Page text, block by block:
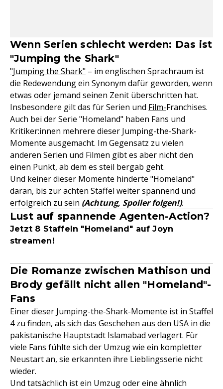
Wenn Serien schlecht werden: Das ist
"Jumping the Shark"
"Jumping the Shark" – im englischen Sprachraum ist
die Redewendung ein Synonym dafür geworden, wenn
etwas oder jemand seinen Zenit überschritten hat.
Insbesondere gilt das für Serien und Film-Franchises.
Auch bei der Serie "Homeland" haben Fans und
Kritiker:innen mehrere dieser Jumping-the-Shark-
Momente ausgemacht. Im Gegensatz zu vielen
anderen Serien und Filmen gibt es aber nicht den
einen Punkt, ab dem es steil bergab geht.
Und keiner dieser Momente hinderte "Homeland"
daran, bis zur achten Staffel weiter spannend und
erfolgreich zu sein (Achtung, Spoiler folgen!).
Lust auf spannende Agenten-Action?
Jetzt 8 Staffeln "Homeland" auf Joyn
streamen!
Die Romanze zwischen Mathison und
Brody gefällt nicht allen "Homeland"-
Fans
Einer dieser Jumping-the-Shark-Momente ist in Staffel
4 zu finden, als sich das Geschehen aus den USA in die
pakistanische Hauptstadt Islamabad verlagert. Für
viele Fans fühlte sich der Umzug wie ein kompletter
Neustart an, sie erkannten ihre Lieblingsserie nicht
wieder.
Und tatsächlich ist ein Umzug oder eine ähnlich